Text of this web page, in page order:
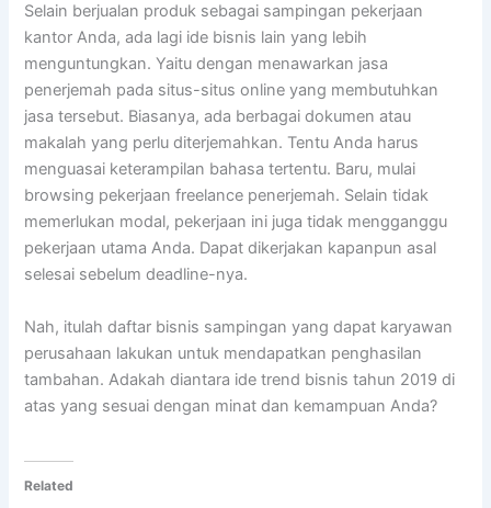
Selain berjualan produk sebagai sampingan pekerjaan
kantor Anda, ada lagi ide bisnis lain yang lebih
menguntungkan. Yaitu dengan menawarkan jasa
penerjemah pada situs-situs online yang membutuhkan
jasa tersebut. Biasanya, ada berbagai dokumen atau
makalah yang perlu diterjemahkan. Tentu Anda harus
menguasai keterampilan bahasa tertentu. Baru, mulai
browsing pekerjaan freelance penerjemah. Selain tidak
memerlukan modal, pekerjaan ini juga tidak mengganggu
pekerjaan utama Anda. Dapat dikerjakan kapanpun asal
selesai sebelum deadline-nya.
Nah, itulah daftar bisnis sampingan yang dapat karyawan
perusahaan lakukan untuk mendapatkan penghasilan
tambahan. Adakah diantara ide trend bisnis tahun 2019 di
atas yang sesuai dengan minat dan kemampuan Anda?
Related